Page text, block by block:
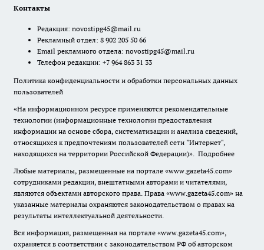
Контакты
Редакция: novostipg45@mail.ru
Рекламный отдел: 8 902 205 50 66
Email рекламного отдела: novostipg45@mail.ru
Телефон редакции: +7 964 863 31 33
Политика конфиденциальности и обработки персональных данных
пользователей
«На информационном ресурсе применяются рекомендательные
технологии (информационные технологии предоставления
информации на основе сбора, систематизации и анализа сведений,
относящихся к предпочтениям пользователей сети "Интернет",
находящихся на территории Российской Федерации)». Подробнее
Любые материалы, размещенные на портале «www.gazeta45.com»
сотрудниками редакции, внештатными авторами и читателями,
являются объектами авторского права. Права «www.gazeta45.com» на
указанные материалы охраняются законодательством о правах на
результаты интеллектуальной деятельности.
Вся информация, размещенная на портале «www.gazeta45.com»,
охраняется в соответствии с законодательством РФ об авторском